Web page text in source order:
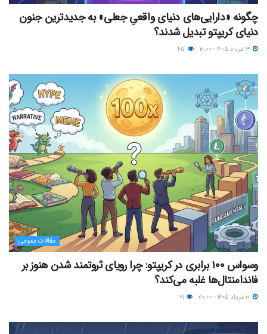
چگونه «دارایی‌های دنیای واقعیِ جعلی» به جدیدترین جنون
دنیای کریپتو تبدیل شدند؟
مقالات عمومی
وسواس ۱۰۰ برابری در کریپتو: چرا رویای ثروتمند شدن هنوز بر
فاندامنتال‌ها غلبه می‌کند؟